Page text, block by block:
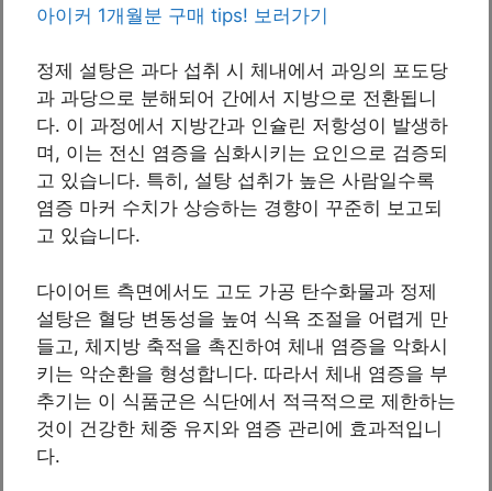
아이커 1개월분 구매 tips! 보러가기
정제 설탕은 과다 섭취 시 체내에서 과잉의 포도당
과 과당으로 분해되어 간에서 지방으로 전환됩니
다. 이 과정에서 지방간과 인슐린 저항성이 발생하
며, 이는 전신 염증을 심화시키는 요인으로 검증되
고 있습니다. 특히, 설탕 섭취가 높은 사람일수록
염증 마커 수치가 상승하는 경향이 꾸준히 보고되
고 있습니다.
다이어트 측면에서도 고도 가공 탄수화물과 정제
설탕은 혈당 변동성을 높여 식욕 조절을 어렵게 만
들고, 체지방 축적을 촉진하여 체내 염증을 악화시
키는 악순환을 형성합니다. 따라서 체내 염증을 부
추기는 이 식품군은 식단에서 적극적으로 제한하는
것이 건강한 체중 유지와 염증 관리에 효과적입니
다.